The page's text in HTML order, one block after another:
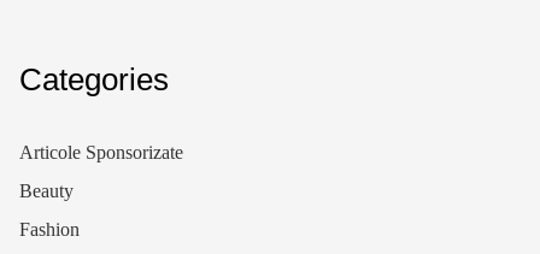
Categories
Articole Sponsorizate
Beauty
Fashion